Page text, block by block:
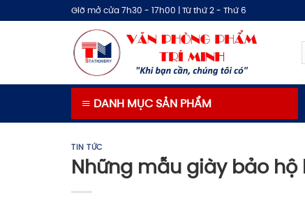
qua
Giờ mở cửa 7h30 - 17h00 | Từ thứ 2 - Thứ 6
DANH MỤC SẢN PHẨM
TIN TỨC
Những mẫu giày bảo